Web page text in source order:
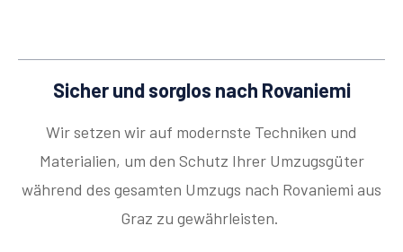
Sicher und sorglos nach Rovaniemi
Wir setzen wir auf modernste Techniken und
Materialien, um den Schutz Ihrer Umzugsgüter
während des gesamten Umzugs nach Rovaniemi aus
Graz zu gewährleisten.